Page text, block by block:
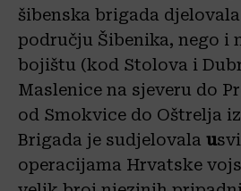
šibenska brigada
području Šibenika, nego i
bojištu (kod Stolova i
Maslenice na sjeveru do
od Smokvice do Oštrelja
Brigada je sudjelovala u
operacijama Hrvatske